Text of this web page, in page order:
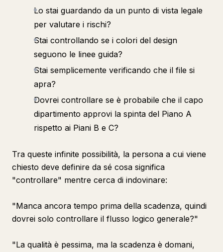
Lo stai guardando da un punto di vista legale
per valutare i rischi?
Stai controllando se i colori del design
seguono le linee guida?
Stai semplicemente verificando che il file si
apra?
Dovrei controllare se è probabile che il capo
dipartimento approvi la spinta del Piano A
rispetto ai Piani B e C?
Tra queste infinite possibilità, la persona a cui viene
chiesto deve definire da sé cosa significa
"controllare" mentre cerca di indovinare:
"Manca ancora tempo prima della scadenza, quindi
dovrei solo controllare il flusso logico generale?"
"La qualità è pessima, ma la scadenza è domani,